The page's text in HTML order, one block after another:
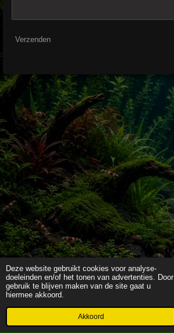
Deze website gebruikt cookies voor analyse-
doeleinden en/of het tonen van advertenties. Door
gebruik te blijven maken van de site gaat u
hiermee akkoord.
Akkoord
Verzenden
Telefoonnummer